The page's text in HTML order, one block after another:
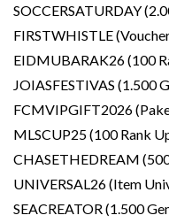
SOCCERSATURDAY
FIRSTWHISTLE
EIDMUBARAK26 (100
JOIASFESTIVAS (1.500
FCMVIPGIFT2026
MLSCUP25 (100 Rank
CHASETHEDREAM
UNIVERSAL26 (Item
SEACREATOR (1.500